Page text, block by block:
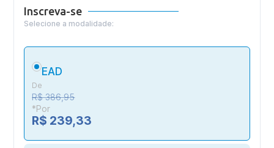
Inscreva-se
Selecione a modalidade:
EAD
De
R$ 386,95
*Por
R$ 239,33